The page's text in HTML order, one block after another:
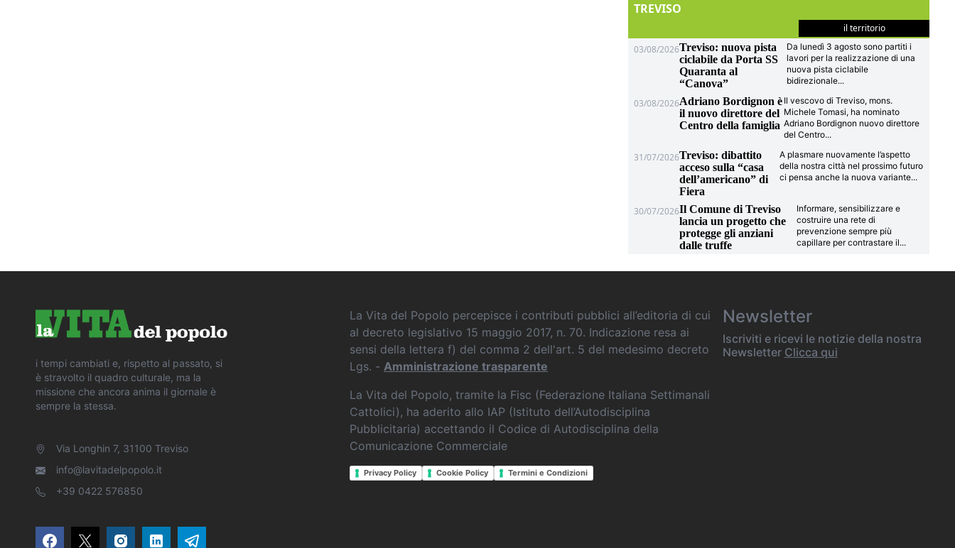
TREVISO
il territorio
03/08/2026Treviso: nuova pista
ciclabile da Porta SS
Quaranta al
“Canova”
Da lunedì 3 agosto sono partiti i
lavori per la realizzazione di una
nuova pista ciclabile
bidirezionale...
03/08/2026Adriano Bordignon è
il nuovo direttore del
Centro della famiglia
Il vescovo di Treviso, mons.
Michele Tomasi, ha nominato
Adriano Bordignon nuovo direttore
del Centro...
31/07/2026Treviso: dibattito
acceso sulla “casa
dell’americano” di
Fiera
A plasmare nuovamente l’aspetto
della nostra città nel prossimo futuro
ci pensa anche la nuova variante...
30/07/2026Il Comune di Treviso
lancia un progetto che
protegge gli anziani
dalle truffe
Informare, sensibilizzare e
costruire una rete di
prevenzione sempre più
capillare per contrastare il...
i tempi cambiati e, rispetto al passato, si
è stravolto il quadro culturale, ma la
missione che ancora anima il giornale è
sempre la stessa.
Via Longhin 7, 31100 Treviso
info@lavitadelpopolo.it
+39 0422 576850
La Vita del Popolo percepisce i contributi pubblici all’editoria di cui
al decreto legislativo 15 maggio 2017, n. 70. Indicazione resa ai
sensi della lettera f) del comma 2 dell'art. 5 del medesimo decreto
Lgs. -Amministrazione trasparente
La Vita del Popolo, tramite la Fisc (Federazione Italiana Settimanali
Cattolici), ha aderito allo IAP (Istituto dell’Autodisciplina
Pubblicitaria) accettando il Codice di Autodisciplina della
Comunicazione Commerciale
Privacy Policy Cookie Policy Termini e Condizioni
Newsletter
Iscriviti e ricevi le notizie della nostra
Newsletter Clicca qui